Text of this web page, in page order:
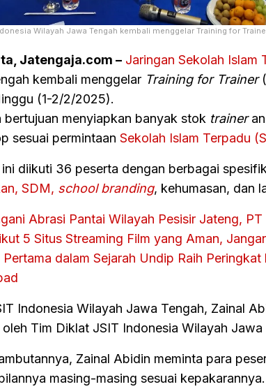
Wilayah Jawa Tengah kembali menggelar Training for
Jatengaja.com – Jaringan Sekolah Islam
kembali menggelar Training for Trainer
(1-2/2/2025).
bertujuan menyiapkan banyak stok trainer
sesuai permintaan Sekolah Islam Terpadu
diikuti 36 peserta dengan berbagai
SDM, school branding, kehumasan, dan
Abrasi Pantai Wilayah Pesisir Jateng,
5 Situs Streaming Film yang Aman,
Pertama dalam Sejarah Undip Raih
Indonesia Wilayah Jawa Tengah, Zainal
oleh Tim Diklat JSIT Indonesia Wilayah Jawa
Zainal Abidin meminta para
masing-masing sesuai